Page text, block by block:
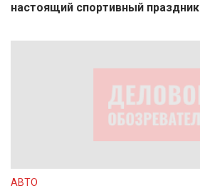
настоящий спортивный праздник
АВТО